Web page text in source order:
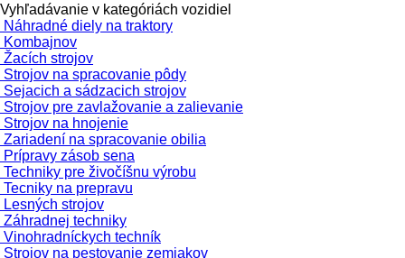
Vyhľadávanie v kategóriách vozidiel
Náhradné diely na traktory
Kombajnov
Žacích strojov
Strojov na spracovanie pôdy
Sejacich a sádzacich strojov
Strojov pre zavlažovanie a zalievanie
Strojov na hnojenie
Zariadení na spracovanie obilia
Prípravy zásob sena
Techniky pre živočíšnu výrobu
Tecniky na prepravu
Lesných strojov
Záhradnej techniky
Vinohradníckych techník
Strojov na pestovanie zemiakov